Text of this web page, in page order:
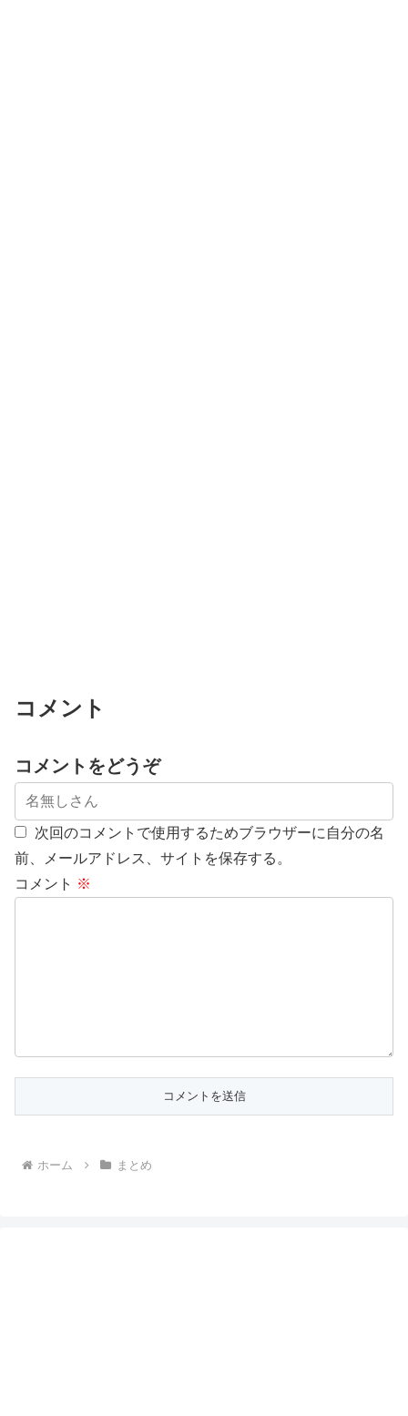
コメント
コメントをどうぞ
次回のコメントで使用するためブラウザーに自分の名
前、メールアドレス、サイトを保存する。
コメント ※
ホーム まとめ